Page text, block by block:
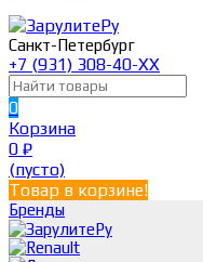
Санкт-Петербург
+7 (931) 308-40-ХХ
0
Корзина
0 ₽
(пусто)
Товар в корзине!
Бренды